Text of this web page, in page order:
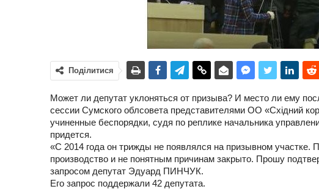
Поділитися
Может ли депутат уклоняться от призыва? И место ли ему
сессии Сумского облсовета представителями ОО «Східний
учиненные беспорядки, судя по реплике начальника
придется.
«С 2014 года он трижды не появлялся на призывном участке.
производство и не понятным причинам закрыто. Прошу
запросом депутат Эдуард ПИНЧУК.
Его запрос поддержали 42 депутата.